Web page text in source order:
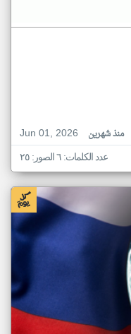
Jun 01, 2026
منذ شهرين
عدد الكلمات: ٦ الصور: ٢٥